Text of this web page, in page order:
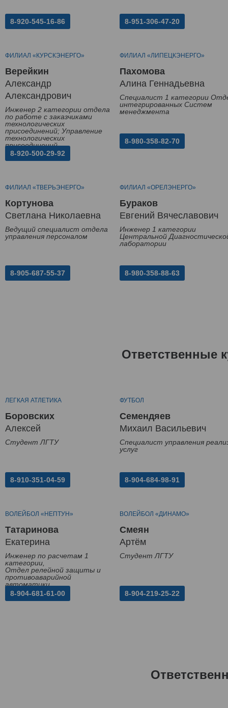
8-920-545-16-86 8-951-306-47-20
ФИЛИАЛ «КУРСКЭНЕРГО»
Верейкин
Александр
Александрович
Инженер 2 категории отдела
по работе с заказчиками
технологических
присоединений; Управление
технологических
присоединений
8-920-500-29-92
ФИЛИАЛ «ЛИПЕЦКЭНЕРГО»
Пахомова
Алина Геннадьевна
Специалист 1 категории
интегрированных Систем
менеджмента
8-980-358-82-70
ФИЛИАЛ «ТВЕРЬЭНЕРГО»
Кортунова
Светлана Николаевна
Ведущий специалист отдела
управления персоналом
8-905-687-55-37
ФИЛИАЛ «ОРЕЛЭНЕРГО»
Бураков
Евгений Вячеславович
Инженер 1 категории
Центральной
лаборатории
8-980-358-88-63
Ответственные
ЛЕГКАЯ АТЛЕТИКА
Боровских
Алексей
Студент ЛГТУ
8-910-351-04-59
ФУТБОЛ
Семендяев
Михаил Васильевич
Специалист управления
услуг
8-904-684-98-91
ВОЛЕЙБОЛ «НЕПТУН»
Татаринова
Екатерина
Инженер по расчетам 1
категории,
Отдел релейной защиты и
противоаварийной
автоматики
8-904-681-61-00
ВОЛЕЙБОЛ «ДИНАМО»
Смеян
Артём
Студент ЛГТУ
8-904-219-25-22